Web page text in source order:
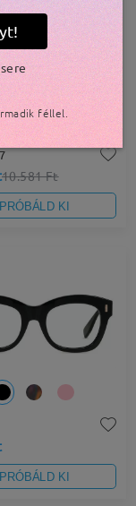
10.581 Ft
PRÓBÁLD KI
PRÓBÁLD KI
féllel.